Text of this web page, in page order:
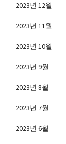
2023년 12월
2023년 11월
2023년 10월
2023년 9월
2023년 8월
2023년 7월
2023년 6월